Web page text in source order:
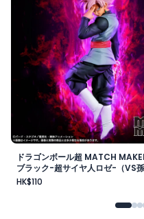
ドラゴンボール超 MATCH
ブラック-超サイヤ人ロゼ-（VS
HK$110